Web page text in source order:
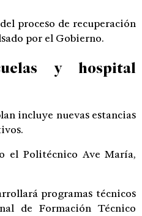
proceso de recuperación
por el Gobierno.
y hospital
incluye nuevas estancias
el Politécnico Ave María,
programas técnicos
de Formación Técnico